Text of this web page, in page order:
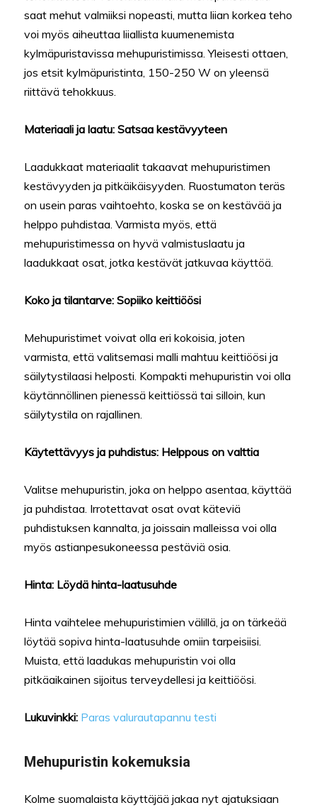
saat mehut valmiiksi nopeasti, mutta liian korkea teho
voi myös aiheuttaa liiallista kuumenemista
kylmäpuristavissa mehupuristimissa. Yleisesti ottaen,
jos etsit kylmäpuristinta, 150-250 W on yleensä
riittävä tehokkuus.
Materiaali ja laatu: Satsaa kestävyyteen
Laadukkaat materiaalit takaavat mehupuristimen
kestävyyden ja pitkäikäisyyden. Ruostumaton teräs
on usein paras vaihtoehto, koska se on kestävää ja
helppo puhdistaa. Varmista myös, että
mehupuristimessa on hyvä valmistuslaatu ja
laadukkaat osat, jotka kestävät jatkuvaa käyttöä.
Koko ja tilantarve: Sopiiko keittiöösi
Mehupuristimet voivat olla eri kokoisia, joten
varmista, että valitsemasi malli mahtuu keittiöösi ja
säilytystilaasi helposti. Kompakti mehupuristin voi olla
käytännöllinen pienessä keittiössä tai silloin, kun
säilytystila on rajallinen.
Käytettävyys ja puhdistus: Helppous on valttia
Valitse mehupuristin, joka on helppo asentaa, käyttää
ja puhdistaa. Irrotettavat osat ovat käteviä
puhdistuksen kannalta, ja joissain malleissa voi olla
myös astianpesukoneessa pestäviä osia.
Hinta: Löydä hinta-laatusuhde
Hinta vaihtelee mehupuristimien välillä, ja on tärkeää
löytää sopiva hinta-laatusuhde omiin tarpeisiisi.
Muista, että laadukas mehupuristin voi olla
pitkäaikainen sijoitus terveydellesi ja keittiöösi.
Lukuvinkki: Paras valurautapannu testi
Mehupuristin kokemuksia
Kolme suomalaista käyttäjää jakaa nyt ajatuksiaan